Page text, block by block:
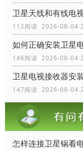
卫星天线和有线电
112阅读 2026-08-04
如何正确安装卫星
146阅读 2026-08-04
卫星电视接收器安
147阅读 2026-08-04
怎样连接卫星锅看